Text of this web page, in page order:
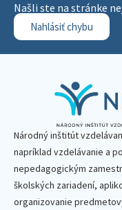
Našli ste na stránke
Nahlásiť chybu
Národný inštitút
napríklad vzdelávanie a
nepedagogickým
školských zariadení,
organizovanie